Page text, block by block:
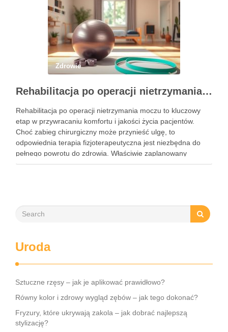
Zdrowie
Rehabilitacja po operacji nietrzymania moczu – kluczowe informacje i ćwiczenia
Rehabilitacja po operacji nietrzymania moczu to kluczowy
etap w przywracaniu komfortu i jakości życia pacjentów.
Choć zabieg chirurgiczny może przynieść ulgę, to
odpowiednia terapia fizjoterapeutyczna jest niezbędna do
pełnego powrotu do zdrowia. Właściwie zaplanowany
program rehabilitacji, obejmujący intensywne ćwiczenia oraz
Uroda
Sztuczne rzęsy – jak je aplikować prawidłowo?
Równy kolor i zdrowy wygląd zębów – jak tego dokonać?
Fryzury, które ukrywają zakola – jak dobrać najlepszą
stylizację?